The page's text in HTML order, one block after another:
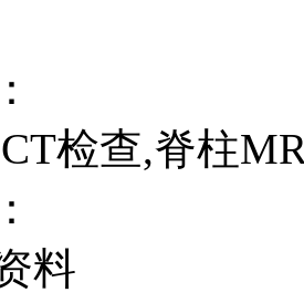
检查,脊柱
料